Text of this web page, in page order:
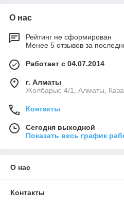
О нас
Рейтинг не сформирован
Менее 5 отзывов за
Работает с 04.07.2014
г. Алматы
Жолбарыс 4/1, Алматы,
Контакты
Сегодня выходной
Показать весь график
О нас
Контакты